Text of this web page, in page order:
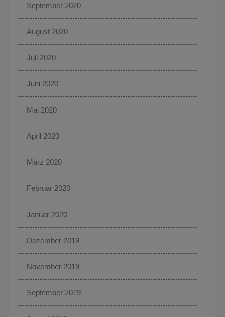
September 2020
August 2020
Juli 2020
Juni 2020
Mai 2020
April 2020
März 2020
Februar 2020
Januar 2020
Dezember 2019
November 2019
September 2019